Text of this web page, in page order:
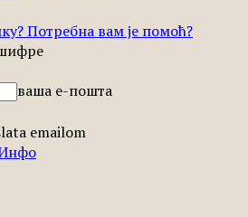
Потребна вам је помоћ?
ваша е-пошта
emailom